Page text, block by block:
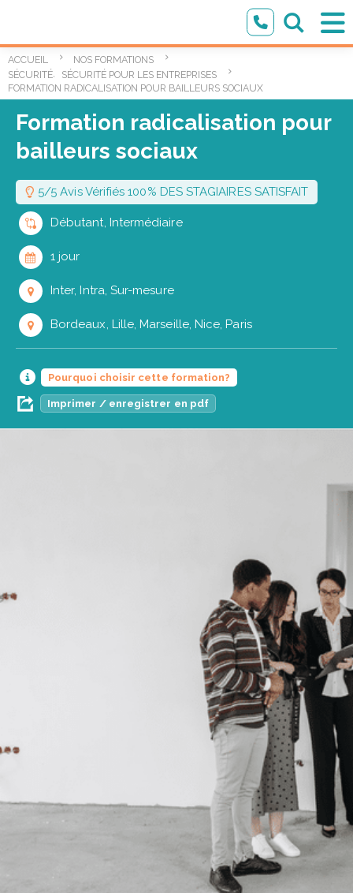
ACCUEIL
NOS FORMATIONS
SÉCURITÉ,
SÉCURITÉ POUR LES ENTREPRISES
FORMATION RADICALISATION POUR BAILLEURS SOCIAUX
Formation radicalisation pour
bailleurs sociaux
5/5 Avis Vérifiés 100% DES STAGIAIRES SATISFAIT
Débutant, Intermédiaire
1 jour
Inter, Intra, Sur-mesure
Bordeaux, Lille, Marseille, Nice, Paris
Pourquoi choisir cette formation?
Imprimer / enregistrer en pdf